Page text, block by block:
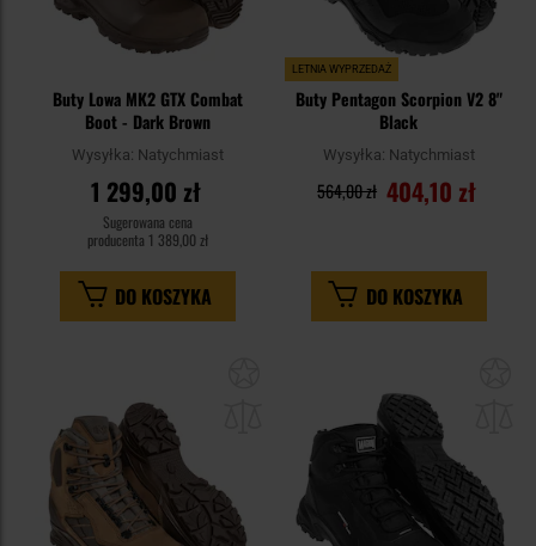
Buty Lowa MK2 GTX Combat
Boot - Dark Brown
Wysyłka: Natychmiast
1 299,00 zł
Sugerowana cena
producenta 1 389,00 zł
DO KOSZYKA
LETNIA WYPRZEDAŻ
Buty Pentagon Scorpion V2 8"
Black
Wysyłka: Natychmiast
404,10 zł
564,00 zł
DO KOSZYKA
schowka